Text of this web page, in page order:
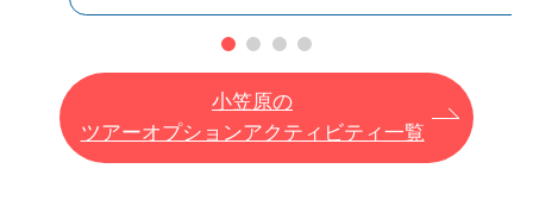
小笠原の
ツアーオプションアクティビティ一覧